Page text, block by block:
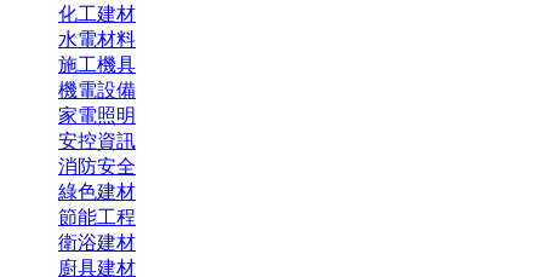
化工建材
水電材料
施工機具
機電設備
家電照明
安控資訊
消防安全
綠色建材
節能工程
衛浴建材
廚具建材